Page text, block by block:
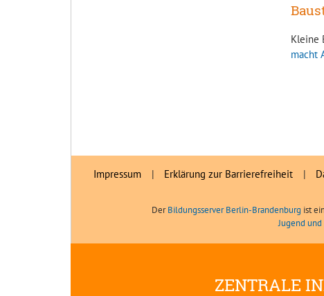
Kleine
macht
Impressum | Erklärung zur Barrierefreiheit |
DerBildungsserver Berlin-Brandenburg ist
Jugend
ZENTRALE